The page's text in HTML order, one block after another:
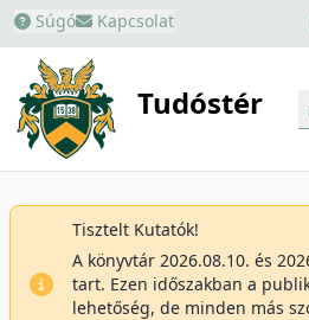
Súgó Kapcsolat
Tudóstér
Tisztelt Kutatók!
A könyvtár 2026.08.10. és
tart. Ezen időszakban a
lehetőség, de minden más